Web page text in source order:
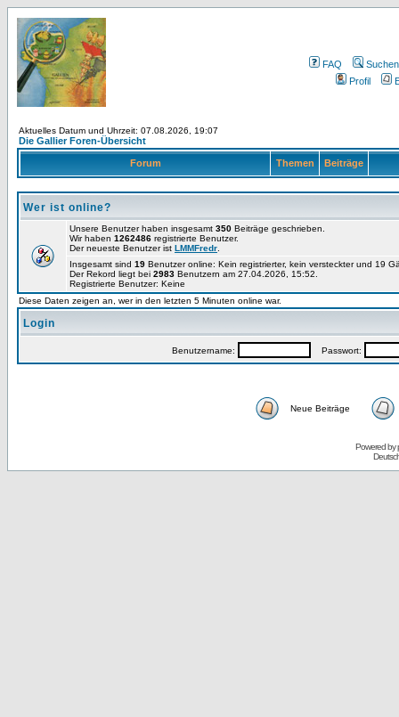
FAQ
Suchen
Profil
Aktuelles Datum und Uhrzeit: 07.08.2026, 19:07
Die Gallier Foren-Übersicht
Forum Themen Beiträge
Wer ist online?
Unsere Benutzer haben insgesamt 350 Beiträge geschrieben.
Wir haben 1262486 registrierte Benutzer.
Der neueste Benutzer ist LMMFredr
Insgesamt sind 19 Benutzer online: Kein registrierter, kein versteckter und 19
Der Rekord liegt bei 2983 Benutzern am 27.04.2026, 15:52.
Registrierte Benutzer: Keine
Diese Daten zeigen an, wer in den letzten 5 Minuten online war.
Login
Benutzername: Passwort:
Neue Beiträge
Powered by